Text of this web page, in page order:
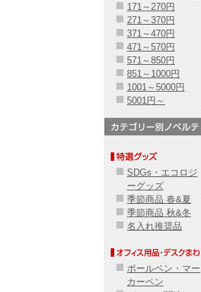
171～270円
271～370円
371～470円
471～570円
571～850円
851～1000円
1001～5000円
5001円～
SDGs・エコロジ
ーグッズ
季節商品 春&夏
季節商品 秋&冬
名入れ推奨品
ボールペン・マー
カーペン